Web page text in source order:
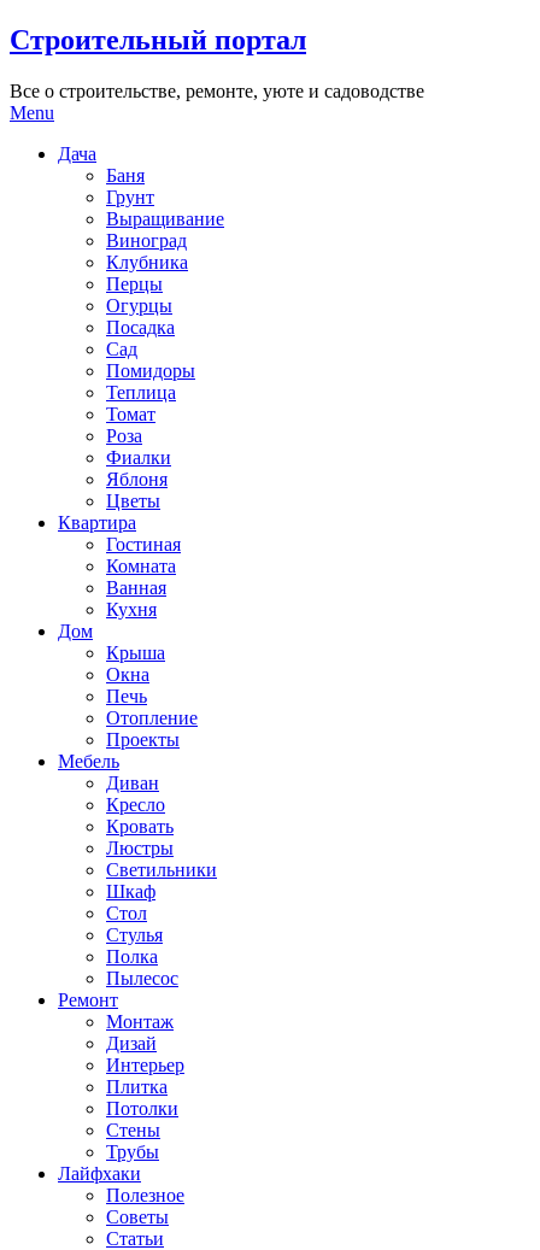
Skip
to
Строительный портал
Все о строительстве, ремонте, уюте и садоводстве
Menu
Дача
Баня
Грунт
Выращивание
Виноград
Клубника
Перцы
Огурцы
Посадка
Сад
Помидоры
Теплица
Томат
Роза
Фиалки
Яблоня
Цветы
Квартира
Гостиная
Комната
Ванная
Кухня
Дом
Крыша
Окна
Печь
Отопление
Проекты
Мебель
Диван
Кресло
Кровать
Люстры
Светильники
Шкаф
Стол
Стулья
Полка
Пылесос
Ремонт
Монтаж
Дизай
Интерьер
Плитка
Потолки
Стены
Трубы
Лайфхаки
Полезное
Советы
Статьи